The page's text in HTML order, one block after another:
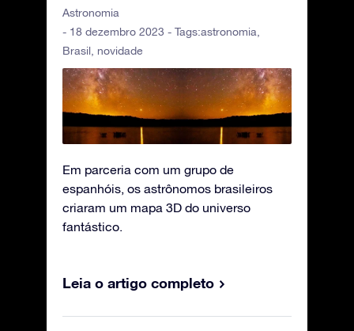
Astronomia
- 18 dezembro 2023 - Tags:astronomia,
Brasil, novidade
Em parceria com um grupo de
espanhóis, os astrônomos brasileiros
criaram um mapa 3D do universo
fantástico.
Leia o artigo completo